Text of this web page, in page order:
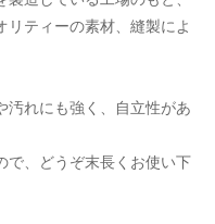
ティーの素材、縫製によ
汚れにも強く、自立性があ
で、どうぞ末長くお使い下